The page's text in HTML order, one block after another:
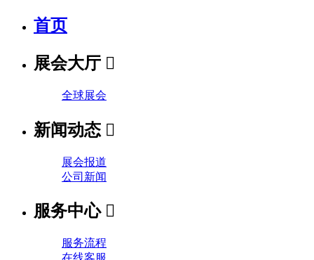
首页
展会大厅 
全球展会
新闻动态 
展会报道
公司新闻
服务中心 
服务流程